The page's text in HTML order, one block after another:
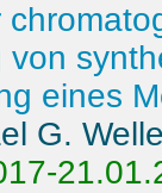
von
eines
G.